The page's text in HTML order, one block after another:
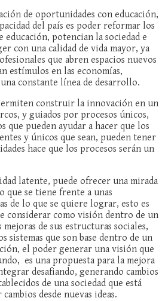
de oportunidades con educación,
del país es poder reformar los
educación, potencian la sociedad e
con una calidad de vida mayor, ya
que abren espacios nuevos
estímulos en las economías,
constante línea de desarrollo.
construir la innovación en un
y guiados por procesos únicos,
que pueden ayudar a hacer que los
y únicos que sean, pueden tener
hace que los procesos serán un
latente, puede ofrecer una mirada
que se tiene frente a unas
de lo que se quiere lograr, esto es
considerar como visión dentro de un
de sus estructuras sociales,
sistemas que son base dentro de un
el poder generar una visión que
es una propuesta para la mejora
desafiando, generando cambios
de una sociedad que está
desde nuevas ideas.